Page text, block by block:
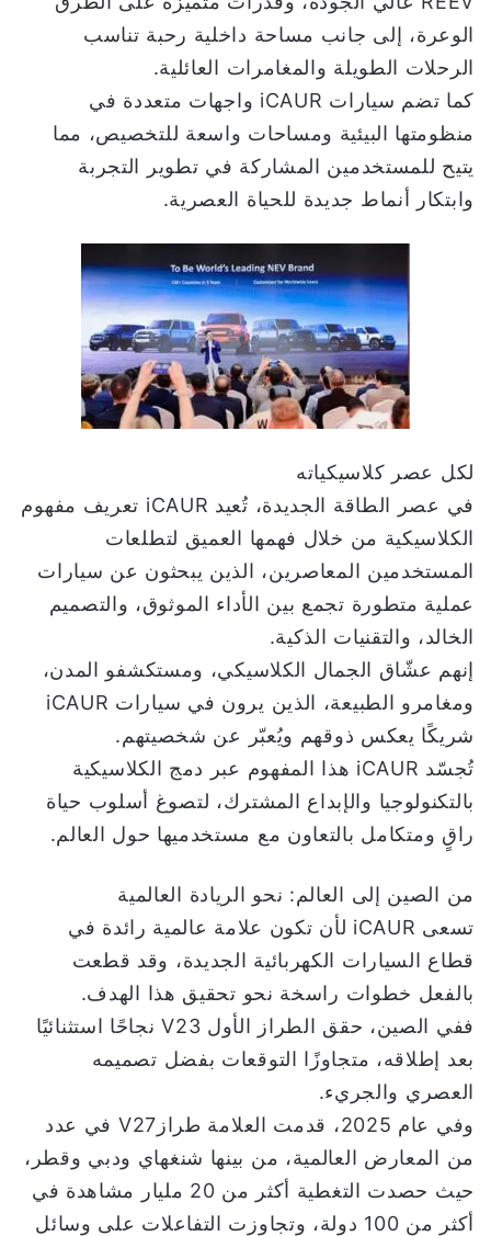
الوعرة، إلى جانب مساحة داخلية رحبة تناسب
الرحلات الطويلة والمغامرات العائلية.
كما تضم سيارات iCAUR واجهات متعددة في
منظومتها البيئية ومساحات واسعة للتخصيص، مما
يتيح للمستخدمين المشاركة في تطوير التجربة
وابتكار أنماط جديدة للحياة العصرية.
لكل عصر كلاسيكياته
في عصر الطاقة الجديدة، تُعيد iCAUR تعريف مفهوم
الكلاسيكية من خلال فهمها العميق لتطلعات
المستخدمين المعاصرين، الذين يبحثون عن سيارات
عملية متطورة تجمع بين الأداء الموثوق، والتصميم
الخالد، والتقنيات الذكية.
إنهم عشّاق الجمال الكلاسيكي، ومستكشفو المدن،
ومغامرو الطبيعة، الذين يرون في سيارات iCAUR
شريكًا يعكس ذوقهم ويُعبّر عن شخصيتهم.
تُجسّد iCAUR هذا المفهوم عبر دمج الكلاسيكية
بالتكنولوجيا والإبداع المشترك، لتصوغ أسلوب حياة
راقٍ ومتكامل بالتعاون مع مستخدميها حول العالم.
من الصين إلى العالم: نحو الريادة العالمية
تسعى iCAUR لأن تكون علامة عالمية رائدة في
قطاع السيارات الكهربائية الجديدة، وقد قطعت
بالفعل خطوات راسخة نحو تحقيق هذا الهدف.
ففي الصين، حقق الطراز الأول V23 نجاحًا استثنائيًا
بعد إطلاقه، متجاوزًا التوقعات بفضل تصميمه
العصري والجريء.
وفي عام 2025، قدمت العلامة طرازV27 في عدد
من المعارض العالمية، من بينها شنغهاي ودبي وقطر،
حيث حصدت التغطية أكثر من 20 مليار مشاهدة في
أكثر من 100 دولة، وتجاوزت التفاعلات على وسائل